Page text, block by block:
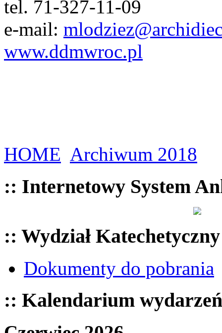
tel. 71-327-11-09
e-mail:
www.ddmwroc.pl
HOME Archiwum 2018
:: Internetowy System
:: Wydział Katechetyczny
Dokumenty do pobrania
:: Kalendarium wydarzeń